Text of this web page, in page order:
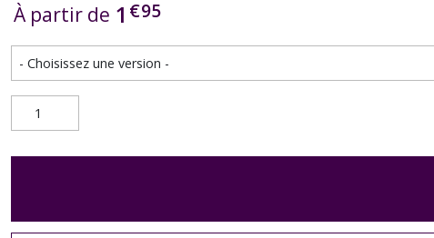
À partir de 1 €95